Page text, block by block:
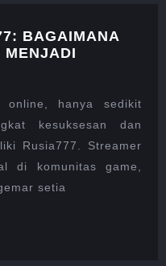
BAGAIMANA
MENJADI
online, hanya sedikit
kesuksesan dan
Rusia777. Streamer
di komunitas game,
setia